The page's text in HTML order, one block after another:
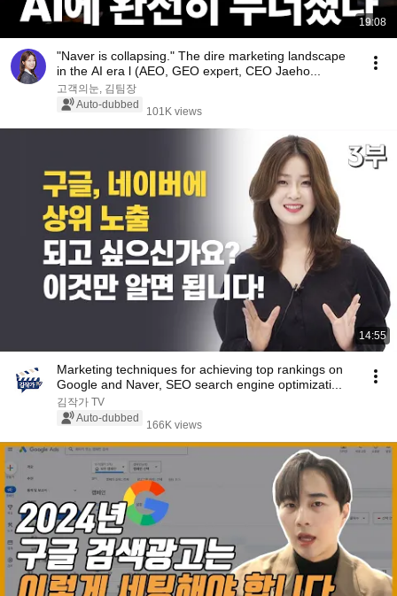
19:08
"Naver is collapsing." The dire marketing landscape
in the AI ​​era l (AEO, GEO expert, CEO Jaeho...
고객의눈, 김팀장
Auto-dubbed
101K views
14:55
Marketing techniques for achieving top rankings on
Google and Naver, SEO search engine optimizati...
김작가 TV
Auto-dubbed
166K views